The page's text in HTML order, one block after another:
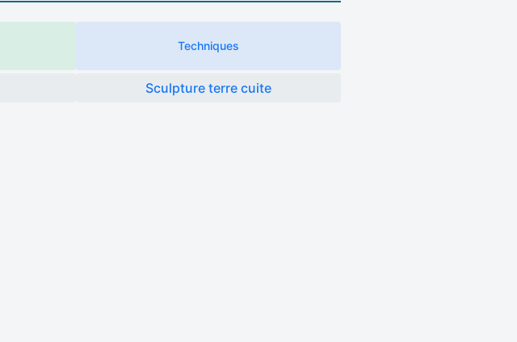
Techniques
Sculpture terre cuite